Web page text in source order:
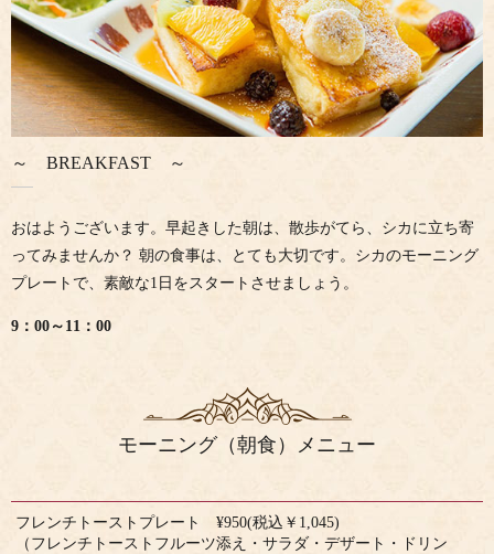
～ BREAKFAST ～
おはようございます。早起きした朝は、散歩がてら、シカに立ち寄
ってみませんか？ 朝の食事は、とても大切です。シカのモーニング
プレートで、素敵な1日をスタートさせましょう。
9：00～11：00
モーニング（朝食）メニュー
フレンチトーストプレート ¥950(税込￥1,045)
（フレンチトーストフルーツ添え・サラダ・デザート・ドリン